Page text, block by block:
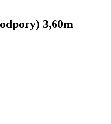
3,60m